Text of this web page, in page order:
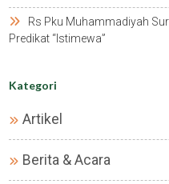
Rs Pku Muhammadiyah
Predikat “istimewa”
Kategori
Artikel
Berita & Acara